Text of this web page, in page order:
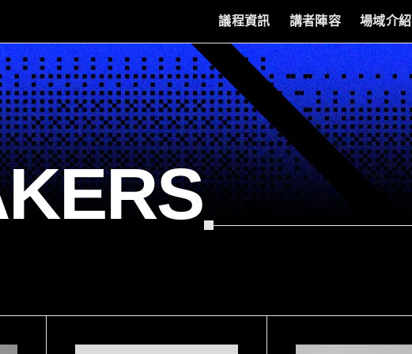
議程資訊 講者陣容 場域介紹